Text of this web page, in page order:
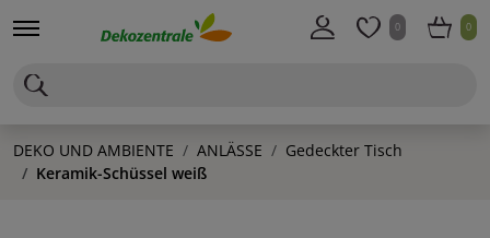
0 0
DEKO UND AMBIENTE ANLÄSSE
Gedeckter Tisch
Keramik-Schüssel weiß